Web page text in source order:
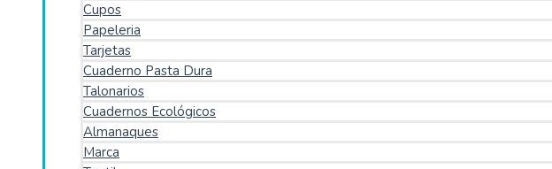
Cupos
Papeleria
Tarjetas
Cuaderno Pasta Dura
Talonarios
Cuadernos Ecológicos
Almanaques
Marca